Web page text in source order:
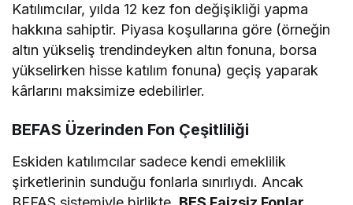
Katılımcılar, yılda 12 kez fon değişikliği yapma
hakkına sahiptir. Piyasa koşullarına göre (örneğin
altın yükseliş trendindeyken altın fonuna, borsa
yükselirken hisse katılım fonuna) geçiş yaparak
kârlarını maksimize edebilirler.
BEFAS Üzerinden Fon Çeşitliliği
Eskiden katılımcılar sadece kendi emeklilik
şirketlerinin sunduğu fonlarla sınırlıydı. Ancak